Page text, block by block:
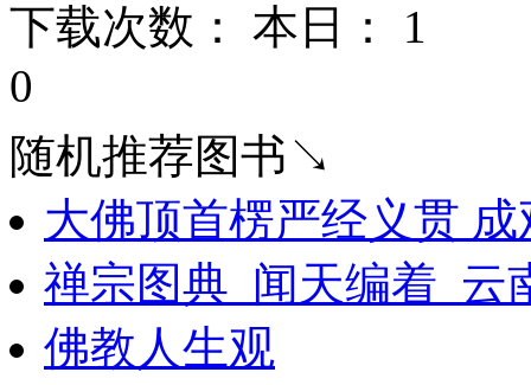
下载次数： 本日： 1
0
随机推荐图书↘
大佛顶首楞严经义贯
禅宗图典_闻天编着_云
佛教人生观